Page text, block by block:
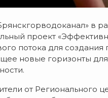
в
проект
потока для
новые горизонты
от Регионального